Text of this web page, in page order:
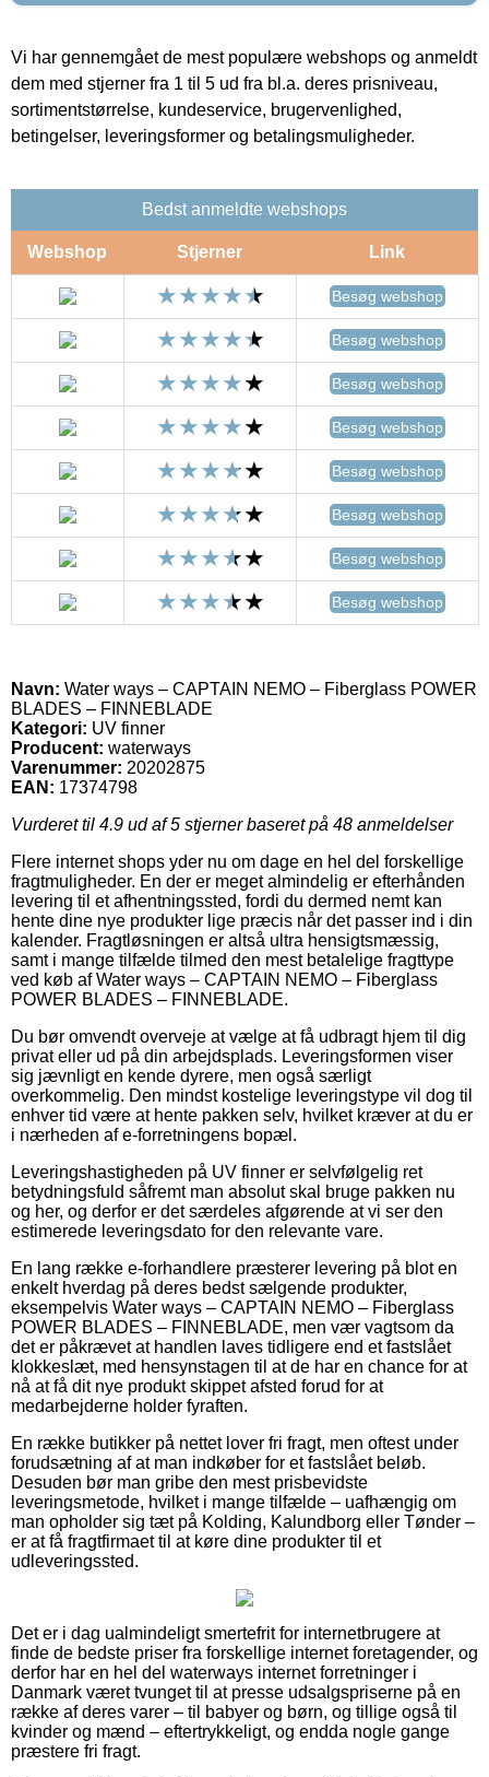
Vi har gennemgået de mest populære webshops og anmeldt
dem med stjerner fra 1 til 5 ud fra bl.a. deres prisniveau,
sortimentstørrelse, kundeservice, brugervenlighed,
betingelser, leveringsformer og betalingsmuligheder.
Bedst anmeldte webshops
Webshop Stjerner Link
Besøg webshop
Besøg webshop
Besøg webshop
Besøg webshop
Besøg webshop
Besøg webshop
Besøg webshop
Besøg webshop
Navn: Water ways – CAPTAIN NEMO – Fiberglass POWER
BLADES – FINNEBLADE
Kategori: UV finner
Producent: waterways
Varenummer: 20202875
EAN: 17374798
Vurderet til 4.9 ud af 5 stjerner baseret på 48 anmeldelser
Flere internet shops yder nu om dage en hel del forskellige
fragtmuligheder. En der er meget almindelig er efterhånden
levering til et afhentningssted, fordi du dermed nemt kan
hente dine nye produkter lige præcis når det passer ind i din
kalender. Fragtløsningen er altså ultra hensigtsmæssig,
samt i mange tilfælde tilmed den mest betalelige fragttype
ved køb af Water ways – CAPTAIN NEMO – Fiberglass
POWER BLADES – FINNEBLADE.
Du bør omvendt overveje at vælge at få udbragt hjem til dig
privat eller ud på din arbejdsplads. Leveringsformen viser
sig jævnligt en kende dyrere, men også særligt
overkommelig. Den mindst kostelige leveringstype vil dog til
enhver tid være at hente pakken selv, hvilket kræver at du er
i nærheden af e-forretningens bopæl.
Leveringshastigheden på UV finner er selvfølgelig ret
betydningsfuld såfremt man absolut skal bruge pakken nu
og her, og derfor er det særdeles afgørende at vi ser den
estimerede leveringsdato for den relevante vare.
En lang række e-forhandlere præsterer levering på blot en
enkelt hverdag på deres bedst sælgende produkter,
eksempelvis Water ways – CAPTAIN NEMO – Fiberglass
POWER BLADES – FINNEBLADE, men vær vagtsom da
det er påkrævet at handlen laves tidligere end et fastslået
klokkeslæt, med hensynstagen til at de har en chance for at
nå at få dit nye produkt skippet afsted forud for at
medarbejderne holder fyraften.
En række butikker på nettet lover fri fragt, men oftest under
forudsætning af at man indkøber for et fastslået beløb.
Desuden bør man gribe den mest prisbevidste
leveringsmetode, hvilket i mange tilfælde – uafhængig om
man opholder sig tæt på Kolding, Kalundborg eller Tønder –
er at få fragtfirmaet til at køre dine produkter til et
udleveringssted.
Det er i dag ualmindeligt smertefrit for internetbrugere at
finde de bedste priser fra forskellige internet foretagender, og
derfor har en hel del waterways internet forretninger i
Danmark været tvunget til at presse udsalgspriserne på en
række af deres varer – til babyer og børn, og tillige også til
kvinder og mænd – eftertrykkeligt, og endda nogle gange
præstere fri fragt.